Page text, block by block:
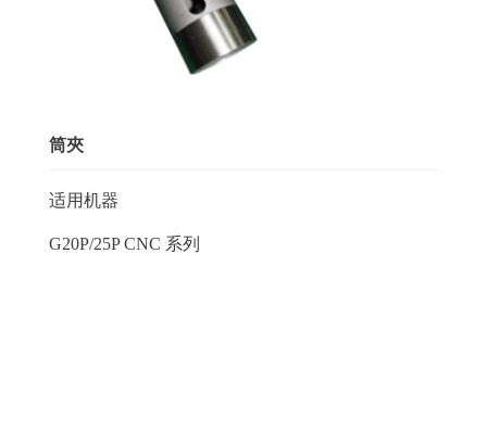
筒夾
适用机器
G20P/25P CNC 系列